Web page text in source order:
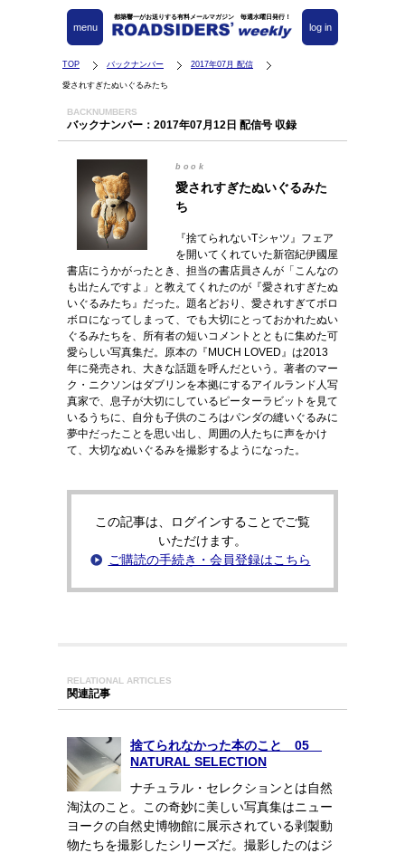
都築響一がお送りする有料メールマガジン 毎週水曜日発行！
log in
menu
TOP バックナンバー 2017年07月 配信
愛されすぎたぬいぐるみたち
BACKNUMBERS
バックナンバー：2017年07月12日 配信号 収録
book
愛されすぎたぬいぐるみた
ち
『捨てられないTシャツ』フェア
を開いてくれていた新宿紀伊國屋
書店にうかがったとき、担当の書店員さんが「こんなの
も出たんですよ」と教えてくれたのが『愛されすぎたぬ
いぐるみたち』だった。題名どおり、愛されすぎてボロ
ボロになってしまって、でも大切にとっておかれたぬい
ぐるみたちを、所有者の短いコメントとともに集めた可
愛らしい写真集だ。原本の『MUCH LOVED』は2013
年に発売され、大きな話題を呼んだという。著者のマー
ク・ニクソンはダブリンを本拠にするアイルランド人写
真家で、息子が大切にしているピーターラビットを見て
いるうちに、自分も子供のころはパンダの縫いぐるみに
夢中だったことを思い出し、周囲の人たちに声をかけ
て、大切なぬいぐるみを撮影するようになった。
この記事は、ログインすることでご覧
いただけます。
ご購読の手続き・会員登録はこちら
RELATIONAL ARTICLES
関連記事
捨てられなかった本のこと 05
NATURAL SELECTION
ナチュラル・セレクションとは自然
淘汰のこと。この奇妙に美しい写真集はニュー
ヨークの自然史博物館に展示されている剥製動
物たちを撮影したシリーズだ。撮影したのはジ